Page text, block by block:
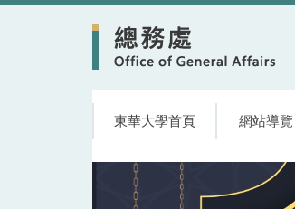
東華大學首頁 網站導覽